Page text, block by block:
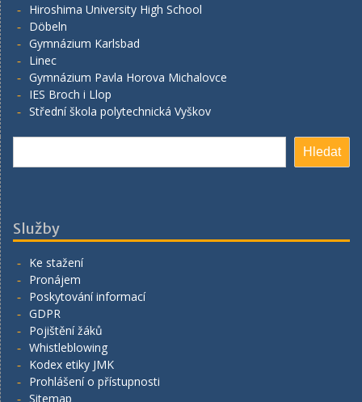
Hiroshima University High School
Döbeln
Gymnázium Karlsbad
Linec
Gymnázium Pavla Horova Michalovce
IES Broch i Llop
Střední škola polytechnická Vyškov
Hledat
Služby
Ke stažení
Pronájem
Poskytování informací
GDPR
Pojištění žáků
Whistleblowing
Kodex etiky JMK
Prohlášení o přístupnosti
Sitemap